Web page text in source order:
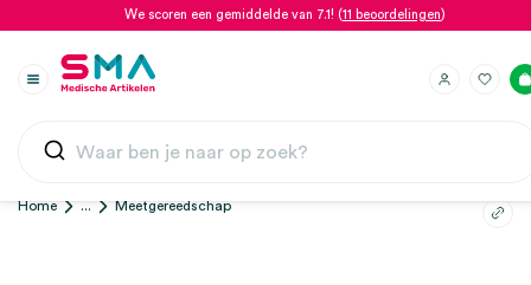
We scoren een gemiddelde van 7.1! (11 beoordelingen)
Home ... Meetgereedschap